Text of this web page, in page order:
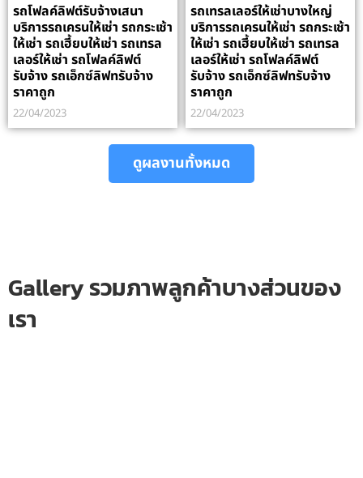
รถโฟลค์ลิฟต์รับจ้างเสนา
บริการรถเครนให้เช่า รถกระเช้า
ให้เช่า รถเฮี้ยบให้เช่า รถเทรล
เลอร์ให้เช่า รถโฟลค์ลิฟต์
รับจ้าง รถเอ็กซ์ลิฟทรับจ้าง
ราคาถูก
22/04/2023
รถเทรลเลอร์ให้เช่าบางใหญ่
บริการรถเครนให้เช่า รถกระเช้า
ให้เช่า รถเฮี้ยบให้เช่า รถเทรล
เลอร์ให้เช่า รถโฟลค์ลิฟต์
รับจ้าง รถเอ็กซ์ลิฟทรับจ้าง
ราคาถูก
22/04/2023
ดูผลงานทั้งหมด
Gallery รวมภาพลูกค้าบางส่วนของ
เรา